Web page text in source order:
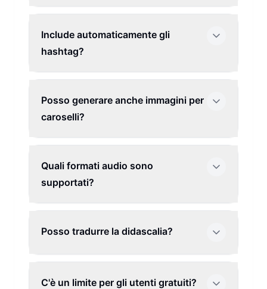
Include automaticamente gli
hashtag?
Posso generare anche immagini per
caroselli?
Quali formati audio sono
supportati?
Posso tradurre la didascalia?
C'è un limite per gli utenti gratuiti?